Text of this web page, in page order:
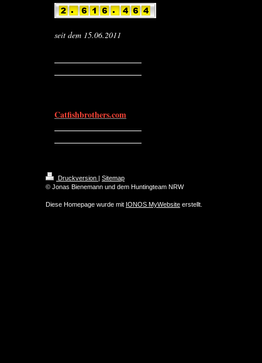
seit dem 15.06.2011
Catfishbrothers.com
Druckversion
Sitemap
© Jonas Bienemann und dem Huntingteam NRW
Diese Homepage wurde mit IONOS MyWebsite erstellt.